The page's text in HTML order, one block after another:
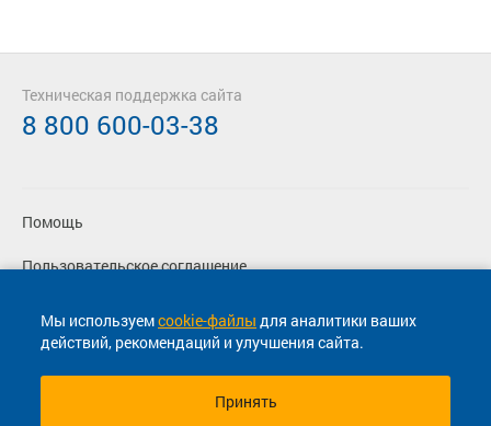
Мы используемcookie-файлы для аналитики ваших
действий, рекомендаций и улучшения сайта.
Принять
Помощь
Пользовательское соглашение
Политика конфиденциальности
Согласие на маркетинговые сообщения
Техническая поддержка сайта
8 800 600-03-38
© 2013-2026, ООО "Капитал"- Онлайн сервис продажи